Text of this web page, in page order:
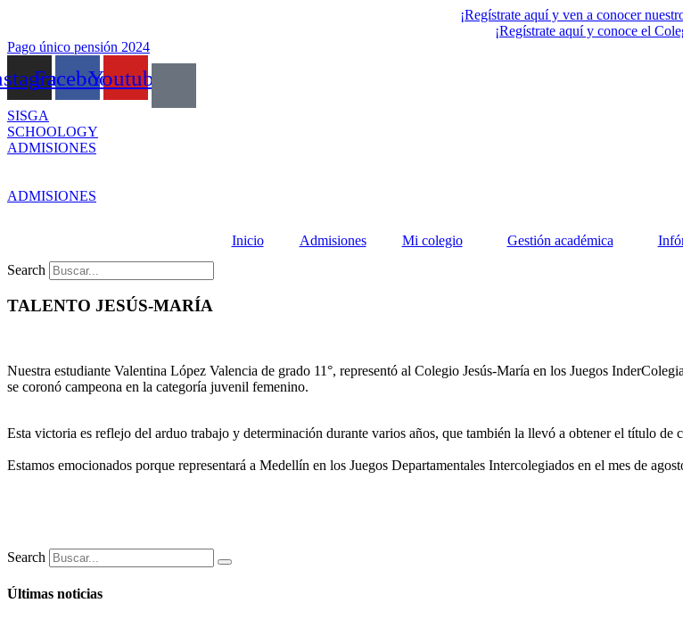
content
¡Regístrate aquí y ven a conocer
¡Regístrate aquí y conoce el
Pago único pensión 2024
FacebookYoutube
SISGA
SCHOOLOGY
ADMISIONES
ADMISIONES
Inicio Admisiones Mi colegio Gestión académica
Search
TALENTO JESÚS-MARÍA
Nuestra estudiante Valentina López Valencia de grado 11°, representó al Colegio Jesús-María en los Juegos
se coronó campeona en la categoría juvenil femenino.
Esta victoria es reflejo del arduo trabajo y determinación durante varios años, que también la llevó a obtener el título
Estamos emocionados porque representará a Medellín en los Juegos Departamentales Intercolegiados en el mes de
Search
Últimas noticias